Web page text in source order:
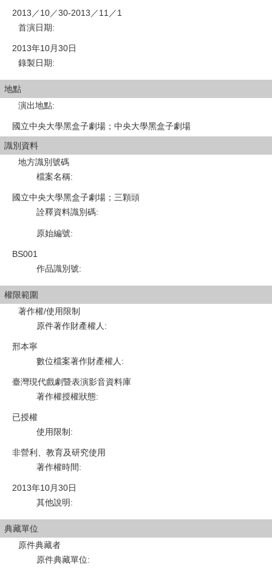
2013／10／30-2013／11／1
首演日期:
2013年10月30日
錄製日期:
地點
演出地點:
國立中央大學黑盒子劇場；中央大學黑盒子劇場
識別資料
地方識別號碼
檔案名稱:
國立中央大學黑盒子劇場；三顆頭
詮釋資料識別碼:
原始編號:
BS001
作品識別號:
權限範圍
著作權/使用限制
原件著作財產權人:
邢本寧
數位檔案著作財產權人:
臺灣現代戲劇暨表演影音資料庫
著作權授權狀態:
已授權
使用限制 :
非營利、教育及研究使用
著作權時間:
2013年10月30日
其他說明:
典藏單位
原件典藏者
原件典藏單位: